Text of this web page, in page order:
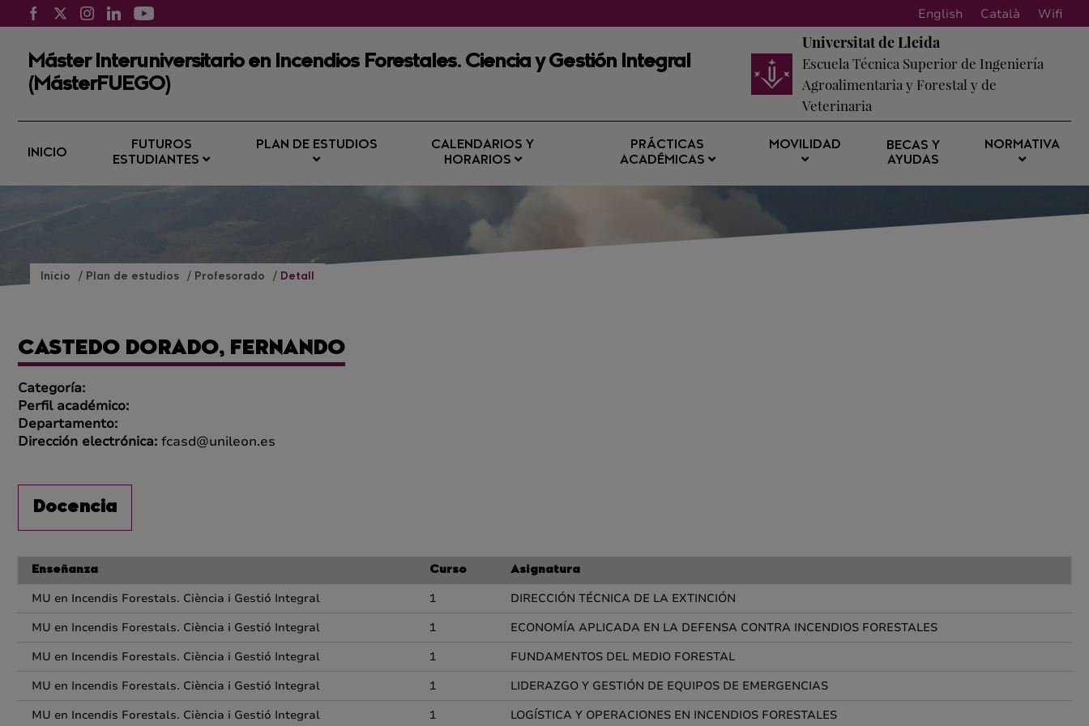
English Català Wifi
Máster Interuniversitario en Incendios Forestales. Ciencia y Gestión Integral
(MásterFUEGO)
Universitat de Lleida
Escuela Técnica Superior de Ingeniería
Agroalimentaria y Forestal y de
Veterinaria
INICIO
FUTUROS
ESTUDIANTES
PLAN DE ESTUDIOS
CALENDARIOS Y
HORARIOS
PRÁCTICAS
ACADÉMICAS
MOVILIDAD
BECAS Y
AYUDAS
NORMATIVA
Inicio Plan de estudios Profesorado Detall
CASTEDO DORADO, FERNANDO
Categoría:
Perfil académico:
Departamento:
Dirección electrónica: fcasd@unileon.es
Docencia
Enseñanza Curso Asignatura
MU en Incendis Forestals. Ciència i Gestió Integral 1
DIRECCIÓN TÉCNICA DE LA EXTINCIÓN
MU en Incendis Forestals. Ciència i Gestió Integral
1
ECONOMÍA APLICADA EN LA DEFENSA CONTRA INCENDIOS FORESTALES
MU en Incendis Forestals. Ciència i Gestió Integral
1
FUNDAMENTOS DEL MEDIO FORESTAL
MU en Incendis Forestals. Ciència i Gestió Integral
1
LIDERAZGO Y GESTIÓN DE EQUIPOS DE EMERGENCIAS
MU en Incendis Forestals. Ciència i Gestió Integral
1 LOGÍSTICA Y OPERACIONES EN INCENDIOS FORESTALES